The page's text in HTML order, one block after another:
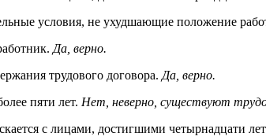
условия, не ухудшающие положение
Да, верно.
трудового договора. Да, верно.
пяти лет. Нет, неверно, существуют
с лицами, достигшими четырнадцати